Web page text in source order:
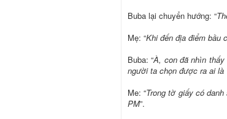
Buba lại chuyển hướng: “
Mẹ: “Khi đến địa điểm bầu
Buba: “À, con đã nhìn
người ta chọn được ra ai là
Me: “Trong tờ giấy có
PM”.